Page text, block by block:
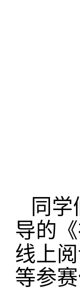
同学
导的
线上
等参